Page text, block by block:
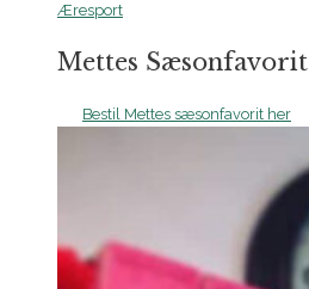
Æresport
Mettes Sæsonfavorit
Bestil Mettes sæsonfavorit her